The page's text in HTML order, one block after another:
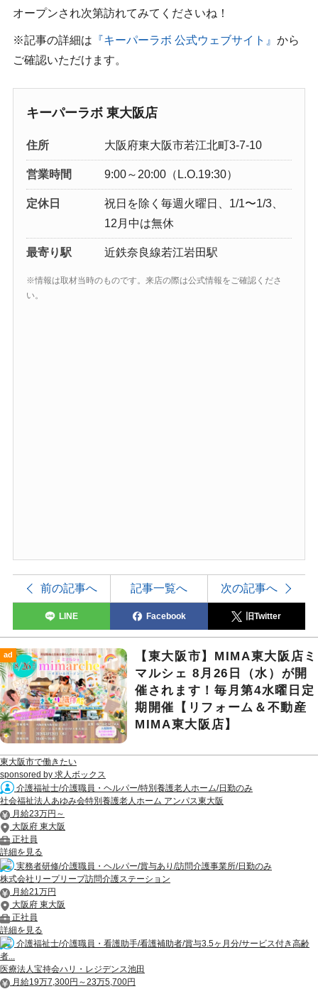
オープンされ次第訪れてみてくださいね！
※記事の詳細は 『キーパーラボ 公式ウェブサイト』 から
ご確認いただけます。
キーパーラボ 東大阪店
住所 大阪府東大阪市若江北町3-7-10
営業時間 9:00～20:00（L.O.19:30）
定休日
祝日を除く毎週火曜日、1/1〜1/3、
12月中は無休
最寄り駅 近鉄奈良線若江岩田駅
※情報は取材当時のものです。来店の際は公式情報をご確認くださ
い。
前の記事へ 記事一覧へ 次の記事へ
LINE Facebook 旧Twitter
ad
【東大阪市】MIMA東大阪店ミ
マルシェ 8月26日（水）が開
催されます！毎月第4水曜日定
期開催【リフォーム＆不動産
MIMA東大阪店】
東大阪市で働きたい
sponsored by 求人ボックス
介護福祉士/介護職員・ヘルパー/特別養護老人ホーム/日勤のみ
社会福祉法人あゆみ会特別養護老人ホーム アンパス東大阪
月給23万円～
大阪府 東大阪
正社員
詳細を見る
実務者研修/介護職員・ヘルパー/賞与あり/訪問介護事業所/日勤のみ
株式会社リープリープ訪問介護ステーション
月給21万円
大阪府 東大阪
正社員
詳細を見る
介護福祉士/介護職員・看護助手/看護補助者/賞与3.5ヶ月分/サービス付き高齢
者...
医療法人宝持会ハリ・レジデンス池田
月給19万7,300円～23万5,700円